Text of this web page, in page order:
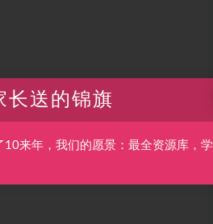
长送的锦旗
10来年，我们的愿景：最全资源库，学